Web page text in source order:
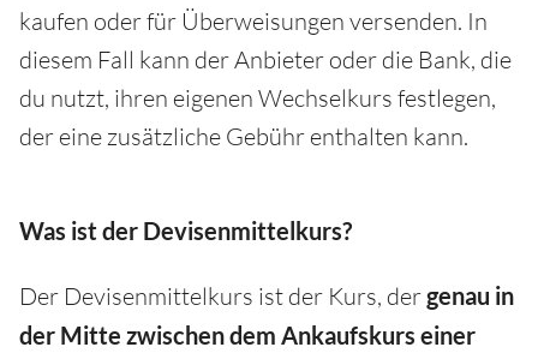
kaufen oder für Überweisungen versenden. In
diesem Fall kann der Anbieter oder die Bank, die
du nutzt, ihren eigenen Wechselkurs festlegen,
der eine zusätzliche Gebühr enthalten kann.
Was ist der Devisenmittelkurs?
Der Devisenmittelkurs ist der Kurs, dergenau in
der Mitte zwischen dem Ankaufskurs einer